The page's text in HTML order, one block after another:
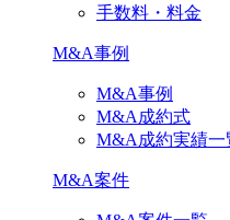
手数料・料金
M&A事例
M&A事例
M&A成約式
M&A成約実績一
M&A案件